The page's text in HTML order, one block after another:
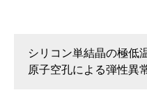
シリコン単結晶の極低
原子空孔による弾性異